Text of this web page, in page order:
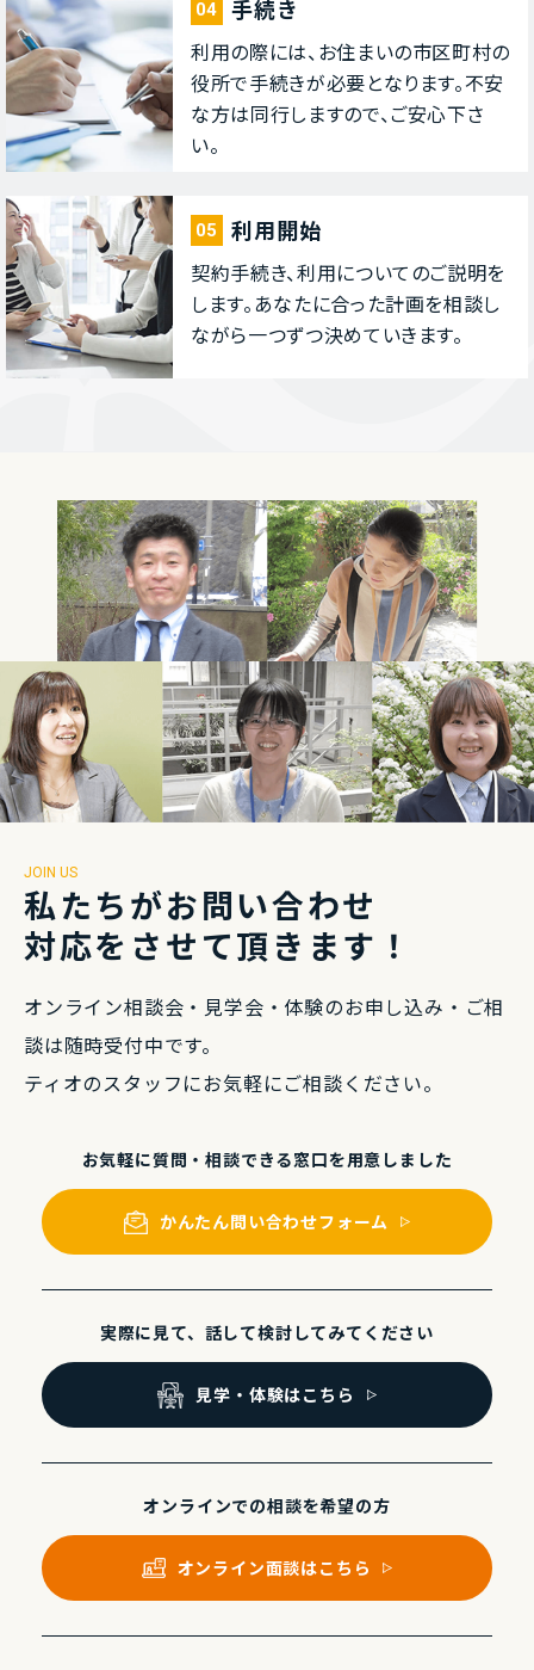
04 ⼿続き
利⽤の際には、お住まいの市区町村の
役所で⼿続きが必要となります。不安
な⽅は同⾏しますので、ご安⼼下さ
い。
05 利⽤開始
契約⼿続き、利⽤についてのご説明を
します。あなたに合った計画を相談し
ながら⼀つずつ決めていきます。
JOIN US
私たちがお問い合わせ
対応をさせて頂きます！
オンライン相談会・⾒学会・体験のお申し込み・ ご相
談は随時受付中です。
ティオのスタッフにお気軽にご相談ください。
お気軽に質問・相談できる窓⼝を⽤意しました
かんたん問い合わせフォーム
実際に⾒て、話して検討してみてください
⾒学・体験はこちら
オンラインでの相談を希望の⽅
オンライン⾯談はこちら